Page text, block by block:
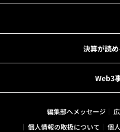
決算が読
Web3
編集部へメッセージ
個人情報の取扱について
個